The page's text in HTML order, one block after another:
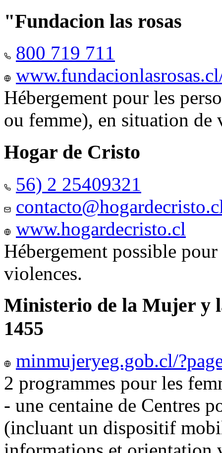
"Fundacion las rosas
800 719 711
Hébergement pour les
ou femme), en situation
Hogar de Cristo
56) 2 25409321
www.hogardecristo.cl
Hébergement possible
violences.
Ministerio de la Mujer y
1455
minmujeryeg.gob.cl/
2 programmes pour les
- une centaine de Centres
(incluant un dispositif